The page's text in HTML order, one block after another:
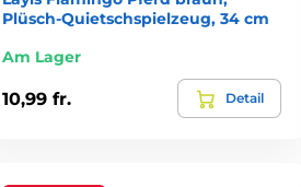
Plüsch-Quietschspielzeug, 34 cm
Am Lager
10,99 fr. Detail